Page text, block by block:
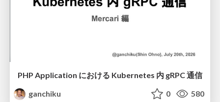
PHP Application における Kubernetes 内 gRPC 通信
ganchiku
0 580